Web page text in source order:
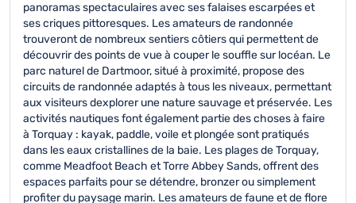
panoramas spectaculaires avec ses falaises escarpées et
ses criques pittoresques. Les amateurs de randonnée
trouveront de nombreux sentiers côtiers qui permettent de
découvrir des points de vue à couper le souffle sur locéan. Le
parc naturel de Dartmoor, situé à proximité, propose des
circuits de randonnée adaptés à tous les niveaux, permettant
aux visiteurs dexplorer une nature sauvage et préservée. Les
activités nautiques font également partie des choses à faire
à Torquay : kayak, paddle, voile et plongée sont pratiqués
dans les eaux cristallines de la baie. Les plages de Torquay,
comme Meadfoot Beach et Torre Abbey Sands, offrent des
espaces parfaits pour se détendre, bronzer ou simplement
profiter du paysage marin. Les amateurs de faune et de flore